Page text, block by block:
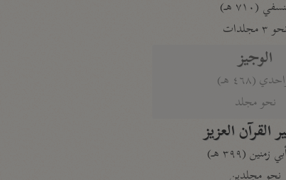
(٧١٠ هـ)
نحو ٣ مجلدات
الوجيز
(٤٦٨ هـ)
نحو مجلد
القرآن العزيز
زمنين (٣٩٩ هـ)